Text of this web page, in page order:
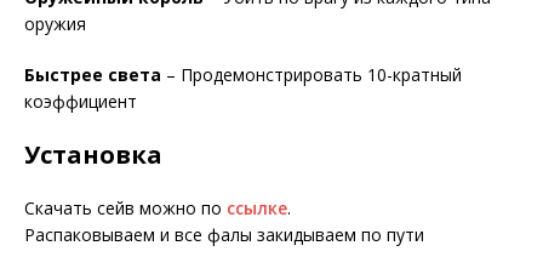
оружия
Быстрее света – Продемонстрировать 10-кратный
коэффициент
Установка
Скачать сейв можно по ссылке.
Распаковываем и все фалы закидываем по пути